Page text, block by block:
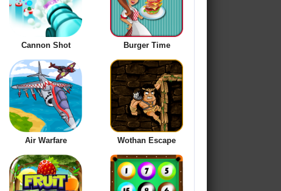
Cannon Shot Burger Time
Air Warfare Wothan Escape